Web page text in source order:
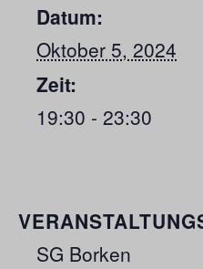
Datum:
Oktober 5, 2024
Zeit:
19:30 - 23:30
SG Borken